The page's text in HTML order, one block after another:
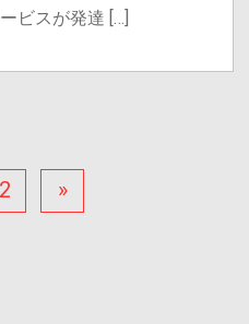
ビスが発達 […]
2 »